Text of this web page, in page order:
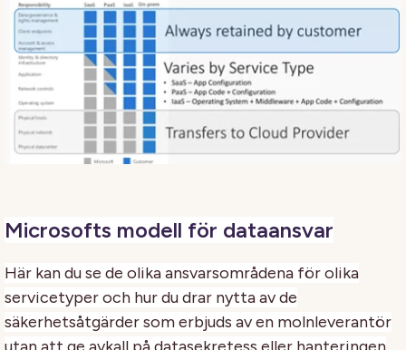
Microsofts modell för dataansvar
Här kan du se de olika ansvarsområdena för olika
servicetyper och hur du drar nytta av de
säkerhetsåtgärder som erbjuds av en molnleverantör